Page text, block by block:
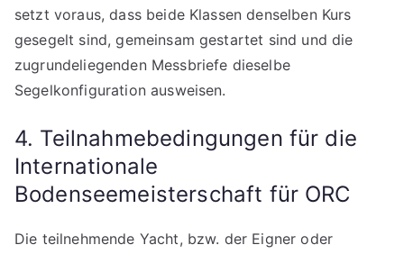
setzt voraus, dass beide Klassen denselben Kurs
gesegelt sind, gemeinsam gestartet sind und die
zugrundeliegenden Messbriefe dieselbe
Segelkonfiguration ausweisen.
4. Teilnahmebedingungen für die
Internationale
Bodenseemeisterschaft für ORC
Die teilnehmende Yacht, bzw. der Eigner oder